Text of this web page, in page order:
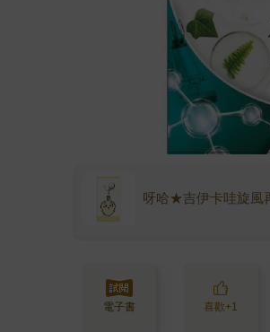
呀哈★吉伊卡哇旋風
電子書 喜歡+1